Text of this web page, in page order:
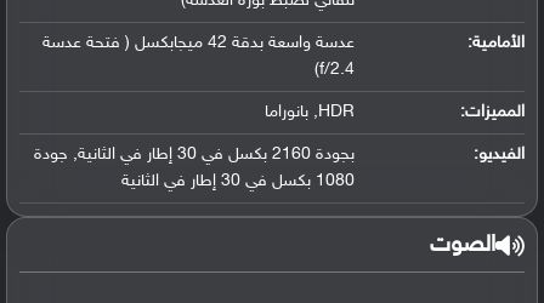
الأمامية:
عدسة واسعة بدقة 42 ميجابكسل ( فتحة عدسة
f/2.4)
المميزات: HDR, بانوراما
الفيديو:
بجودة 2160 بكسل في 30 إطار في الثانية, جودة
1080 بكسل في 30 إطار في الثانية
الصوت